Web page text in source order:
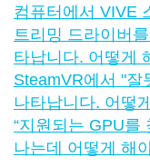
컴퓨터에서 VIVE
트리밍 드라이버
타납니다. 어떻게
SteamVR에서 "‍잘
나타납니다. 어떻
​“‍지원되는 GPU를
나는데 어떻게 해